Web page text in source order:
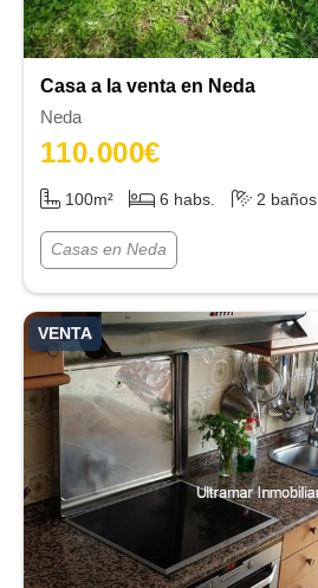
Casa a la venta en Neda
110.000€
100m² 6 habs. 2 baños
Neda
Casas en Neda
VENTA